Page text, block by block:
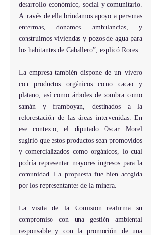
desarrollo económico, social y comunitario.
A través de ella brindamos apoyo a personas
enfermas, donamos ambulancias, y
construimos viviendas y pozos de agua para
los habitantes de Caballero”, explicó Roces.
La empresa también dispone de un vivero
con productos orgánicos como cacao y
plátano, así como árboles de sombra como
samán y framboyán, destinados a la
reforestación de las áreas intervenidas. En
ese contexto, el diputado Oscar Morel
sugirió que estos productos sean promovidos
y comercializados como orgánicos, lo cual
podría representar mayores ingresos para la
comunidad. La propuesta fue bien acogida
por los representantes de la minera.
La visita de la Comisión reafirma su
compromiso con una gestión ambiental
responsable y con la promoción de una